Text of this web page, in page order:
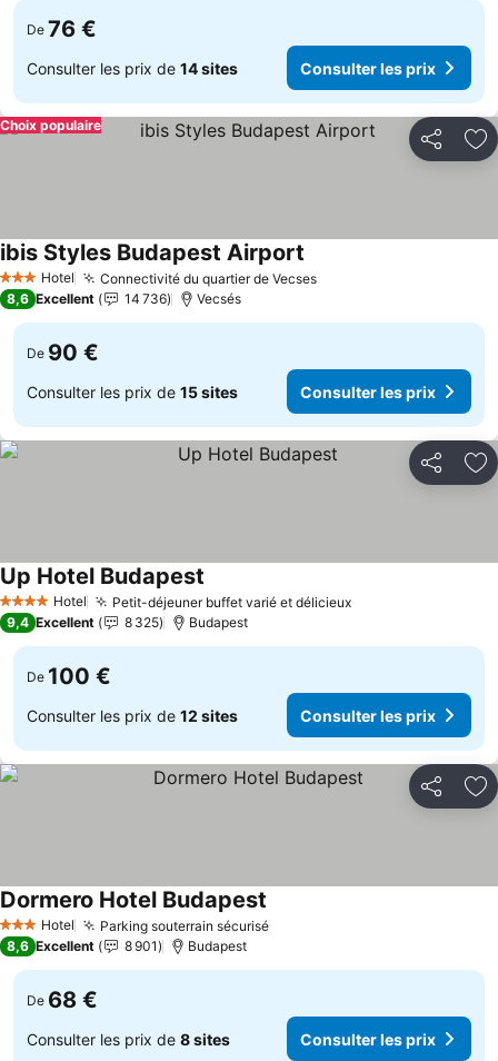
De 76 €
Consulter les prix de 14 sites Consulter les prix
Partager
Choix populaire
3 ÉtoilesHotel Connectivité du quartier de VecsesConsulter les prix
ibis Styles Budapest Airport
8,6 Excellent 14 736 Vecsés
De 90 €
Consulter les prix de 15 sites Consulter les prix
Partager
4 Étoiles Hotel Petit-déjeuner buffet varié et délicieuxConsulter les prix
Up Hotel Budapest
9,4 Excellent 8 325 Budapest
De 100 €
Consulter les prix de 12 sites Consulter les prix
Partager
3 ÉtoilesHotel Parking souterrain sécuriséConsulter les prix
Dormero Hotel Budapest
8,6 Excellent 8 901 Budapest
De 68 €
Consulter les prix de 8 sites Consulter les prix